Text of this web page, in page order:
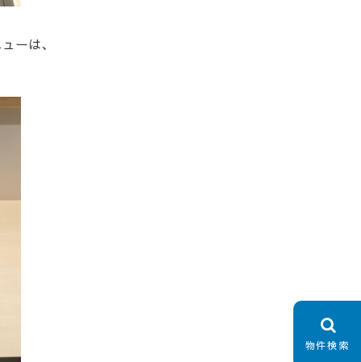
ーは、
物件検索